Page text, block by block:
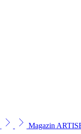
Magazin